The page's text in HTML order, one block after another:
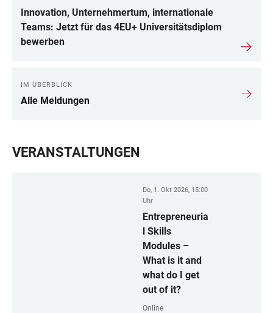
Innovation, Unternehmertum, internationale
Teams: Jetzt für das 4EU+ Universitätsdiplom
bewerben
IM ÜBERBLICK
Alle Meldungen
VERANSTALTUNGEN
Do, 1. Okt 2026, 15:00
Uhr
Entrepreneuria
l Skills
Modules –
What is it and
what do I get
out of it?
Online